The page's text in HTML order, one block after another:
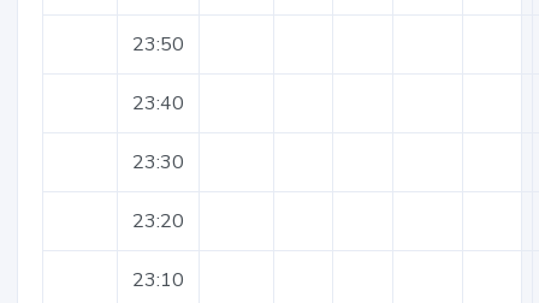
23:50
23:40
23:30
23:20
23:10